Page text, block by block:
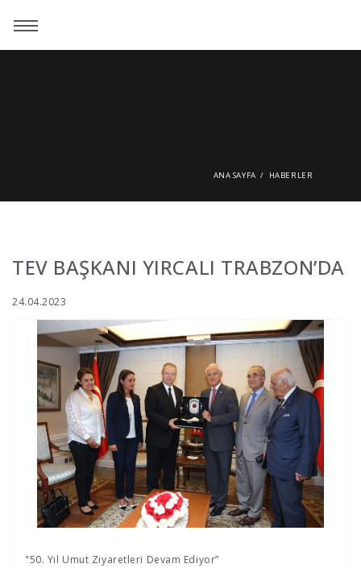
ANA SAYFA HABERLER
TEV BAŞKANI YIRCALI TRABZON’DA
24.04.2023
"50. Yıl Umut Ziyaretleri Devam Ediyor”